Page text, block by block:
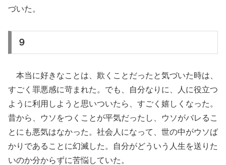
づいた。
９
本当に好きなことは、欺くことだったと気づいた時は、
すごく罪悪感に苛まれた。でも、自分なりに、人に役立つ
ように利用しようと思いついたら、すごく嬉しくなった。
昔から、ウソをつくことが平気だったし、ウソがバレるこ
とにも悪気はなかった。社会人になって、世の中がウソば
かりであることに幻滅した。自分がどういう人生を送りた
いのか分からずに苦悩していた。